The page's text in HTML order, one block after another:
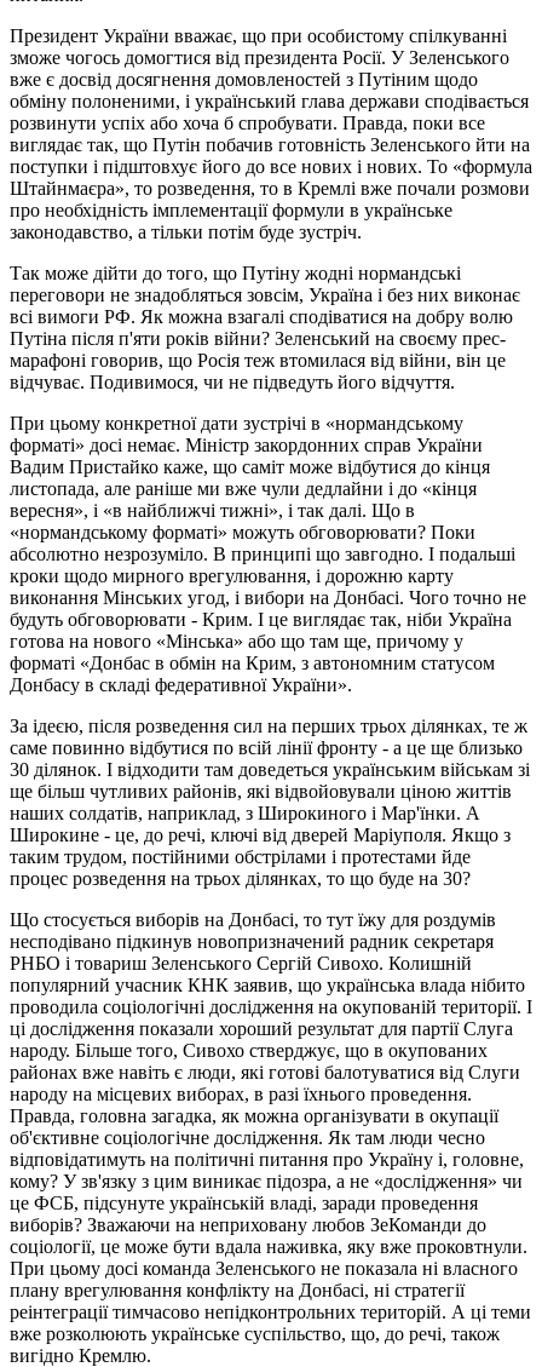
Президент України вважає, що при особистому спілкуванні
зможе чогось домогтися від президента Росії. У Зеленського
вже є досвід досягнення домовленостей з Путіним щодо
обміну полоненими, і український глава держави сподівається
розвинути успіх або хоча б спробувати. Правда, поки все
виглядає так, що Путін побачив готовність Зеленського йти на
поступки і підштовхує його до все нових і нових. То «формула
Штайнмаєра», то розведення, то в Кремлі вже почали розмови
про необхідність імплементації формули в українське
законодавство, а тільки потім буде зустріч.
Так може дійти до того, що Путіну жодні нормандські
переговори не знадобляться зовсім, Україна і без них виконає
всі вимоги РФ. Як можна взагалі сподіватися на добру волю
Путіна після п'яти років війни? Зеленський на своєму прес-
марафоні говорив, що Росія теж втомилася від війни, він це
відчуває. Подивимося, чи не підведуть його відчуття.
При цьому конкретної дати зустрічі в «нормандському
форматі» досі немає. Міністр закордонних справ України
Вадим Пристайко каже, що саміт може відбутися до кінця
листопада, але раніше ми вже чули дедлайни і до «кінця
вересня», і «в найближчі тижні», і так далі. Що в
«нормандському форматі» можуть обговорювати? Поки
абсолютно незрозуміло. В принципі що завгодно. І подальші
кроки щодо мирного врегулювання, і дорожню карту
виконання Мінських угод, і вибори на Донбасі. Чого точно не
будуть обговорювати - Крим. І це виглядає так, ніби Україна
готова на нового «Мінська» або що там ще, причому у
форматі «Донбас в обмін на Крим, з автономним статусом
Донбасу в складі федеративної України».
За ідеєю, після розведення сил на перших трьох ділянках, те ж
саме повинно відбутися по всій лінії фронту - а це ще близько
30 ділянок. І відходити там доведеться українським військам зі
ще більш чутливих районів, які відвойовували ціною життів
наших солдатів, наприклад, з Широкиного і Мар'їнки. А
Широкине - це, до речі, ключі від дверей Маріуполя. Якщо з
таким трудом, постійними обстрілами і протестами йде
процес розведення на трьох ділянках, то що буде на 30?
Що стосується виборів на Донбасі, то тут їжу для роздумів
несподівано підкинув новопризначений радник секретаря
РНБО і товариш Зеленського Сергій Сивохо. Колишній
популярний учасник КНК заявив, що українська влада нібито
проводила соціологічні дослідження на окупованій території. І
ці дослідження показали хороший результат для партії Слуга
народу. Більше того, Сивохо стверджує, що в окупованих
районах вже навіть є люди, які готові балотуватися від Слуги
народу на місцевих виборах, в разі їхнього проведення.
Правда, головна загадка, як можна організувати в окупації
об'єктивне соціологічне дослідження. Як там люди чесно
відповідатимуть на політичні питання про Україну і, головне,
кому? У зв'язку з цим виникає підозра, а не «дослідження» чи
це ФСБ, підсунуте українській владі, заради проведення
виборів? Зважаючи на неприховану любов ЗеКоманди до
соціології, це може бути вдала наживка, яку вже проковтнули.
При цьому досі команда Зеленського не показала ні власного
плану врегулювання конфлікту на Донбасі, ні стратегії
реінтеграції тимчасово непідконтрольних територій. А ці теми
вже розколюють українське суспільство, що, до речі, також
вигідно Кремлю.